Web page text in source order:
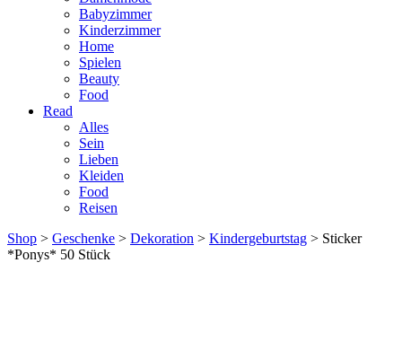
Babyzimmer
Kinderzimmer
Home
Spielen
Beauty
Food
Read
Alles
Sein
Lieben
Kleiden
Food
Reisen
Shop > Geschenke > Dekoration > Kindergeburtstag > Sticker
*Ponys* 50 Stück